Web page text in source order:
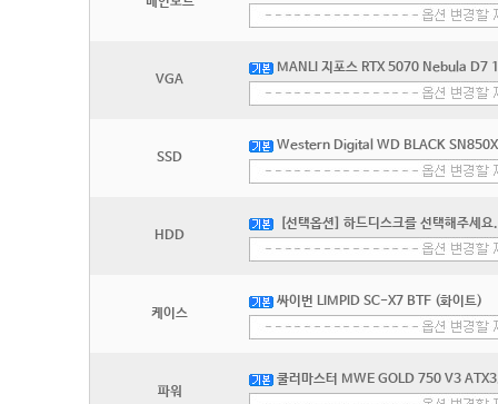
VGA
MANLI 지포스 RTX 5070 Nebula D7
SSD
Western Digital WD BLACK
HDD
[선택옵션] 하드디스크를 선택해주세요.
케이스
싸이번 LIMPID SC-X7 BTF (화이트)
파워
쿨러마스터 MWE GOLD 750 V3